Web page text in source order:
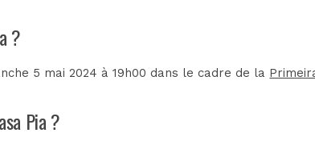
?
5 mai 2024 à 19h00 dans le cadre de la
Pia ?